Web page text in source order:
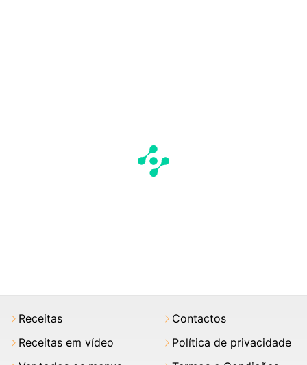
Receitas
Receitas em vídeo
Contactos
Política de privacidade